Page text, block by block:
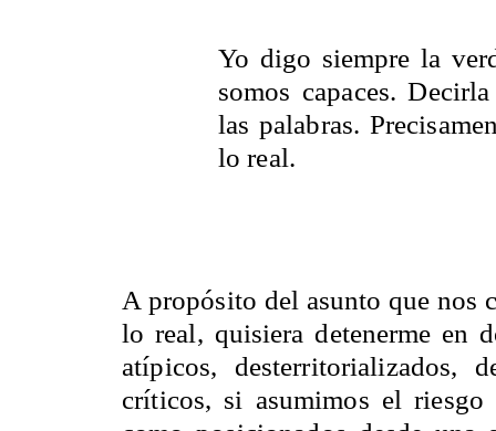
Yo digo siempre la
somos capaces.
las palabras.
lo real.
A propósito del asunto que nos
lo real, quisiera detenerme en
atípicos, desterritorializados,
críticos, si asumimos el